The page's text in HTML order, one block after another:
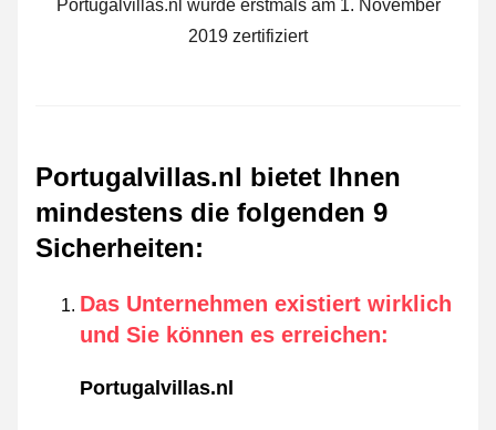
Portugalvillas.nl wurde erstmals am 1. November
2019 zertifiziert
Portugalvillas.nl bietet Ihnen
mindestens die folgenden 9
Sicherheiten:
Das Unternehmen existiert wirklich
und Sie können es erreichen:
Portugalvillas.nl